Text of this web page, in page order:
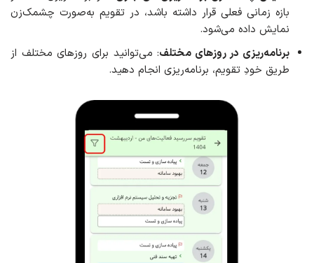
بازه زمانی فعلی قرار داشته باشد، در تقویم به‌صورت چشمک‌زن
نمایش داده می‌شود.
برنامه‌ریزی در روزهای مختلف: می‌توانید برای روزهای مختلف از
طریق خودِ تقویم، برنامه‌ریزی انجام دهید.